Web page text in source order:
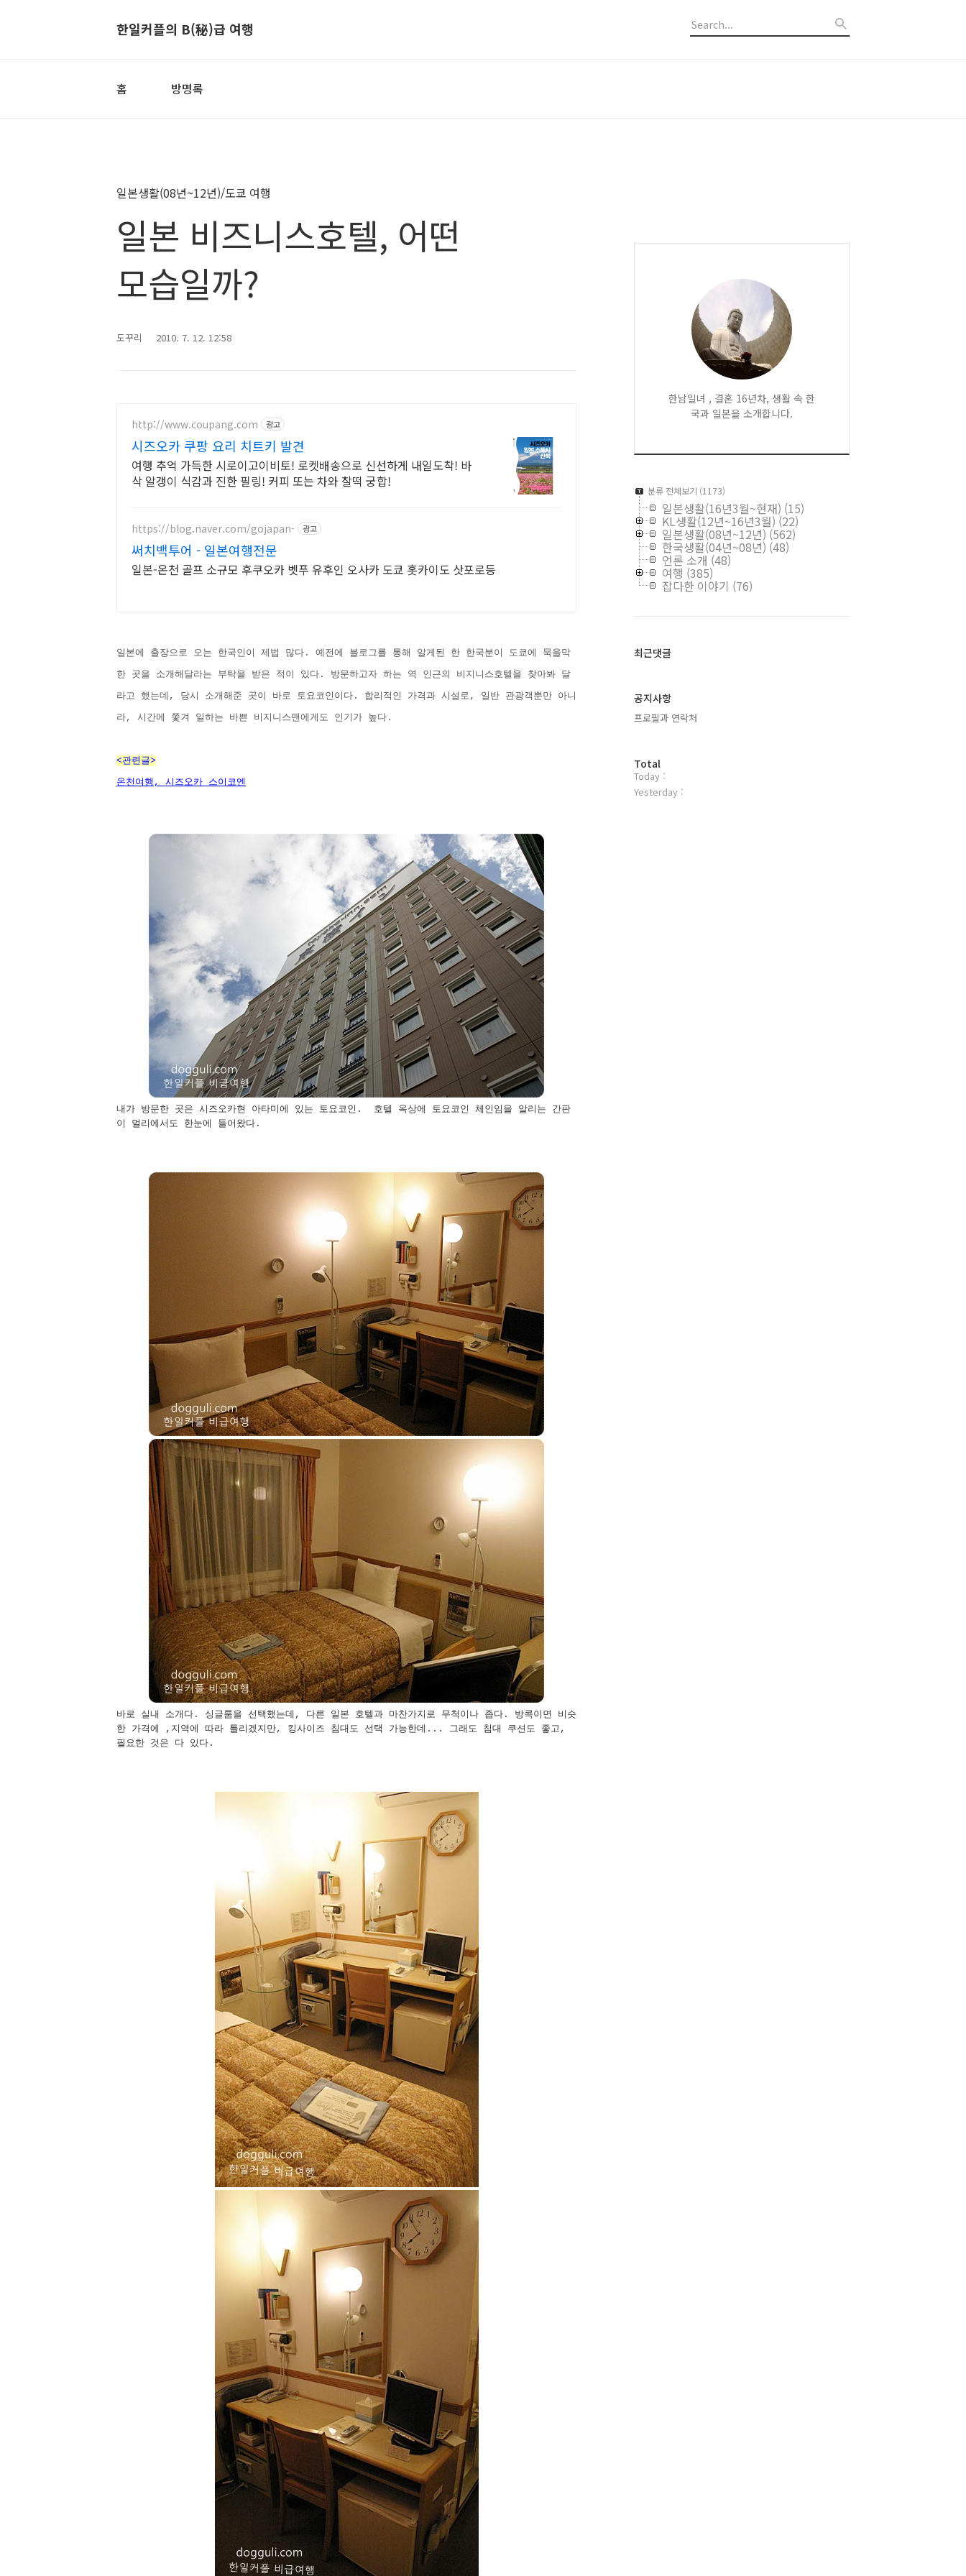
한일커플의 B(秘)급 여행
홈 방명록
일본생활(08년~12년)/도쿄 여행
일본 비즈니스호텔, 어떤
모습일까?
도꾸리 2010. 7. 12. 12:58
http://www.coupang.com 광고
시즈오카 쿠팡 요리 치트키 발견
여행 추억 가득한 시로이고이비토! 로켓배송으로 신선하게 내일도착! 바
삭 알갱이 식감과 진한 필링! 커피 또는 차와 찰떡 궁합!
https://blog.naver.com/gojapan- 광고
써치백투어 - 일본여행전문
일본-온천 골프 소규모 후쿠오카 벳푸 유후인 오사카 도쿄 홋카이도 삿포로등
일본에 출장으로 오는 한국인이 제법 많다. 예전에 블로그를 통해 알게된 한 한국분이 도쿄에 묵을막
한 곳을 소개해달라는 부탁을 받은 적이 있다. 방문하고자 하는 역 인근의 비지니스호텔을 찾아봐 달
라고 했는데, 당시 소개해준 곳이 바로 토요코인이다. 합리적인 가격과 시설로, 일반 관광객뿐만 아니
라, 시간에 쫓겨 일하는 바쁜 비지니스맨에게도 인기가 높다.
<관련글>
온천여행, 시즈오카 스이코엔
내가 방문한 곳은 시즈오카현 아타미에 있는 토요코인. 호텔 옥상에 토요코인 체인임을 알리는 간판
이 멀리에서도 한눈에 들어왔다.
바로 실내 소개다. 싱글룸을 선택했는데, 다른 일본 호텔과 마찬가지로 무척이나 좁다. 방콕이면 비슷
한 가격에 ,지역에 따라 틀리겠지만, 킹사이즈 침대도 선택 가능한데... 그래도 침대 쿠션도 좋고,
필요한 것은 다 있다.
한남일녀 , 결혼 16년차, 생활 속 한
국과 일본을 소개합니다.
분류 전체보기 (1173)
일본생활(16년3월~현재) (15)
KL생활(12년~16년3월) (22)
일본생활(08년~12년) (562)
한국생활(04년~08년) (48)
언론 소개 (48)
여행 (385)
잡다한 이야기 (76)
최근댓글
공지사항
프로필과 연락처
방
문
자
Total
Today :
Yesterday :